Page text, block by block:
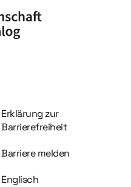
Information und Service
Erklärung zur
Barrierefreiheit
Barriere melden
Englisch